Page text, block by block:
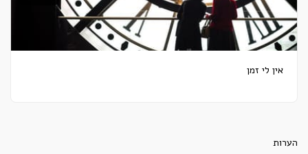
אין לי זמן
הערות